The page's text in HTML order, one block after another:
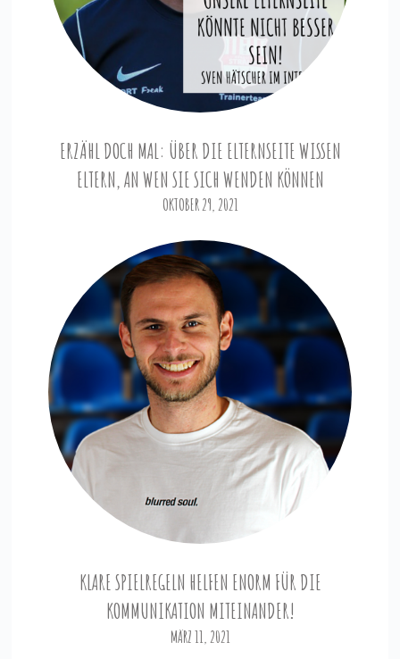
ERZÄHL DOCH MAL: ÜBER DIE ELTERNSEITE WISSEN
ELTERN, AN WEN SIE SICH WENDEN KÖNNEN
OKTOBER 29, 2021
KLARE SPIELREGELN HELFEN ENORM FÜR DIE
KOMMUNIKATION MITEINANDER!
MÄRZ 11, 2021